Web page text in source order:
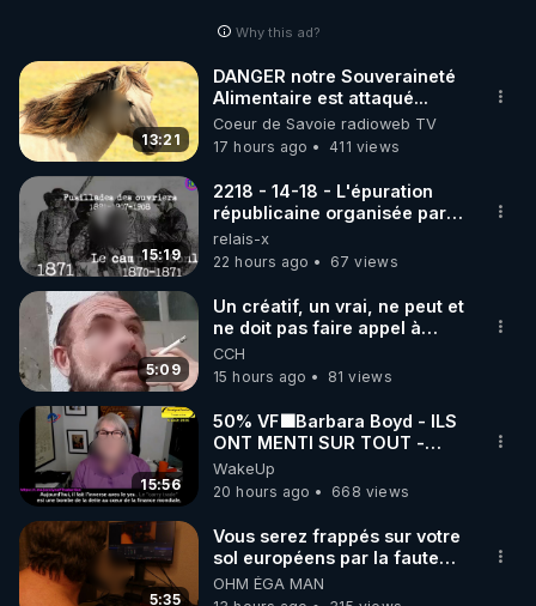
Why this ad?
13:21
DANGER notre Souveraineté
Alimentaire est attaqué...
Coeur de Savoie radioweb TV
17 hours ago
411 views
15:19
2218 - 14-18 - L'épuration
républicaine organisée par
les frères de la truelle
relais-x
22 hours ago
67 views
5:09
Un créatif, un vrai, ne peut et
ne doit pas faire appel à
l'intelligence artificielle
CCH
15 hours ago
81 views
15:56
50% VF🟩Barbara Boyd - ILS
ONT MENTI SUR TOUT -
Jocelyne Traduction
WakeUp
20 hours ago
668 views
5:35
Vous serez frappés sur votre
sol européens par la faute
des dirigeants qui s'en
mettent dans le nez
OHM ÉGA MAN